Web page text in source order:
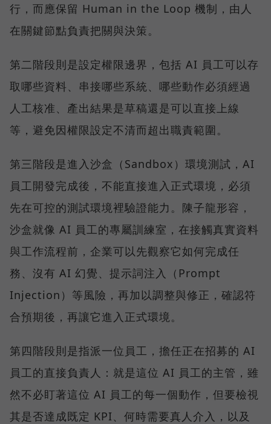
行，而應保留 Human in the Loop 機制，由人
在關鍵節點負責把關與決策。
第二階段則是設定權限邊界，包括 AI 員工可以存
取哪些資料、串接哪些系統、哪些動作必須經過
人工核准、產出結果是草稿還是可以直接上線
等，避免因權限設定不清而超出職責範圍。
第三階段是進入沙盒（Sandbox）環境測試，AI
員工開發完成後，不能直接進入正式環境，必須
先在可控的測試環境裡驗證能力。陳子龍形容，
沙盒就像 AI 員工的專屬訓練室，在接觸真實資料
與工作流程前，企業可以先觀察它如何完成任
務、沒有 AI 幻覺、提示詞注入（Prompt
Injection）等風險，再加以調整與修正，確認符
合預期後，再讓它進入正式環境。
第四階段則是指派一位員工，擔任正在招募的 AI
員工的直接負責人：就是這位 AI 員工的主管，雖
然不必盯著這位 AI 員工的每一個動作，但要檢視
其是否達成既定 KPI、何時需要真人介入，以及